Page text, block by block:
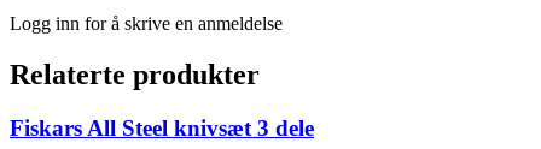
Logg inn for å skrive en anmeldelse
Relaterte produkter
Fiskars All Steel knivsæt 3 dele